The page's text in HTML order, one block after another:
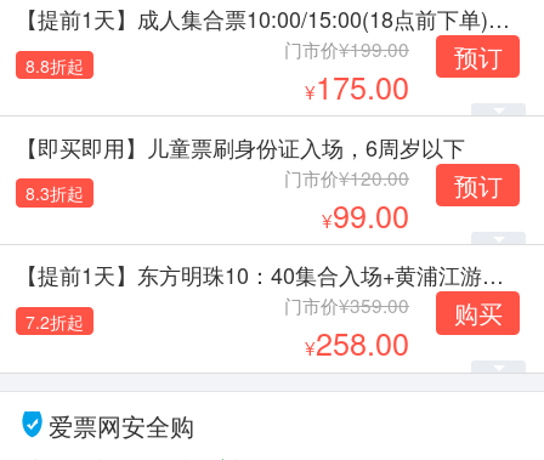
【提前1天】成人集合票10:00/15:00(18点前下单)上海东方明珠二球联票
8.8折起
门市价 199.00
175.00
预订
【即买即用】儿童票刷身份证入场，6周岁以下
8.3折起
门市价 120.00
99.00
预订
【提前1天】东方明珠10：40集合入场+黄浦江游览（东方明珠码头）船票
7.2折起
门市价 359.00
258.00
购买
爱票网安全购